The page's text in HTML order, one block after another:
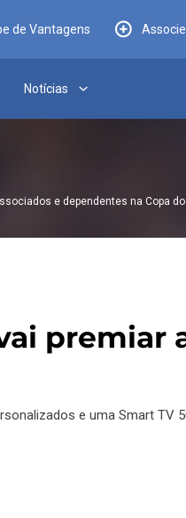
de Vantagens
Notícias
e dependentes na Copa
e uma Smart TV